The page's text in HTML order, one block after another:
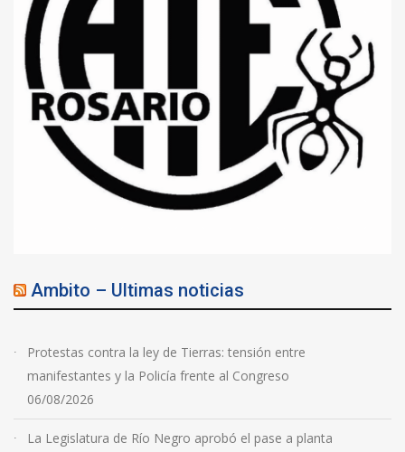
Ambito – Ultimas noticias
Protestas contra la ley de Tierras: tensión entre
manifestantes y la Policía frente al Congreso
06/08/2026
La Legislatura de Río Negro aprobó el pase a planta